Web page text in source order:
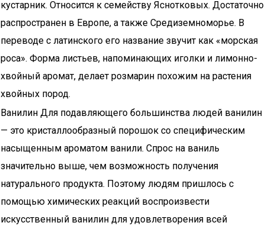
кустарник. Относится к семейству Яснотковых. Достаточно
распространен в Европе, а также Средиземноморье. В
переводе с латинского его название звучит как «морская
роса». Форма листьев, напоминающих иголки и лимонно-
хвойный аромат, делает розмарин похожим на растения
хвойных пород.
Ванилин Для подавляющего большинства людей ванилин
— это кристаллообразный порошок со специфическим
насыщенным ароматом ванили. Спрос на ваниль
значительно выше, чем возможность получения
натурального продукта. Поэтому людям пришлось с
помощью химических реакций воспроизвести
искусственный ванилин для удовлетворения всей